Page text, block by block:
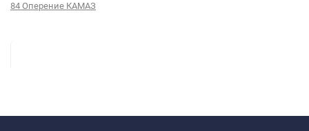
84 Оперение КАМАЗ